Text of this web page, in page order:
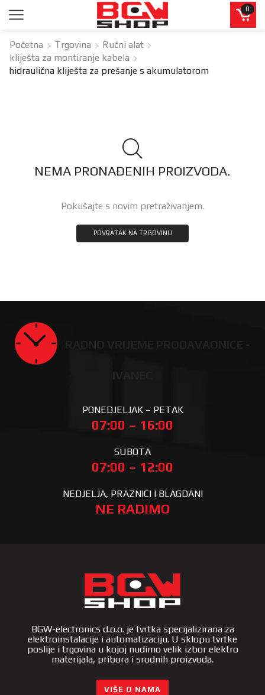
0
Početna Trgovina
Ručni alat
kliješta za montiranje kabela
hidraulična kliješta za prešanje s akumulatorom
NEMA PRONAĐENIH PROIZVODA.
Pokušajte s novim pretraživanjem.
POVRATAK NA TRGOVINU
PONEDJELJAK – PETAK
07:00 – 16:00
SUBOTA
07:00 – 12:00
NEDJELJA, PRAZNICI I BLAGDANI
NE RADIMO
BGW-electronics d.o.o. je tvrtka specijalizirana za
elektroinstalacije i automatizaciju. U sklopu tvrtke
poslije i trgovina u kojoj nudimo velik izbor elektro
materijala, pribora i srodnih proizvoda.
VIŠE O NAMA